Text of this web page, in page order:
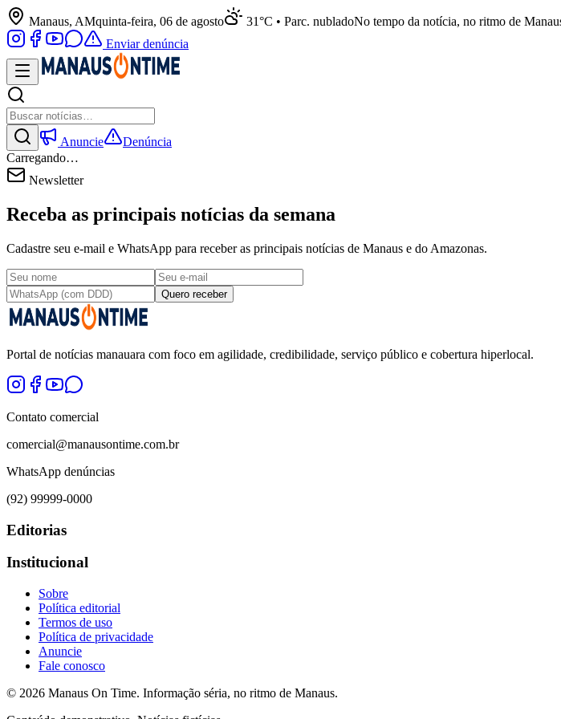
Manaus, AMquinta-feira, 06 de agosto 31°C • Parc. nubladoNo tempo da notícia, no ritmo de
Enviar denúncia
Anuncie
Denúncia
Carregando…
Newsletter
Receba as principais notícias da semana
Cadastre seu e-mail e WhatsApp para receber as principais notícias de Manaus e do Amazonas.
Quero receber
Portal de notícias manauara com foco em agilidade, credibilidade, serviço público e cobertura hiperlocal.
Contato comercial
comercial@manausontime.com.br
WhatsApp denúncias
(92) 99999-0000
Editorias
Institucional
Sobre
Política editorial
Termos de uso
Política de privacidade
Anuncie
Fale conosco
© 2026 Manaus On Time. Informação séria, no ritmo de Manaus.